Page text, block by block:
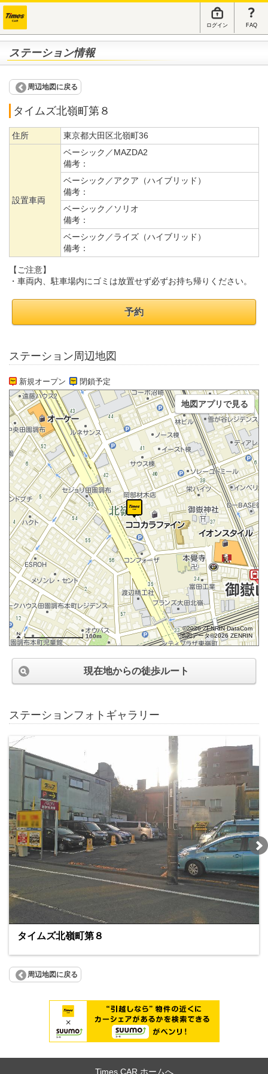
ログイン FAQ
ステーション情報
周辺地図に戻る
タイムズ北嶺町第８
住所 東京都大田区北嶺町36
設置車両
ベーシック／MAZDA2
備考：
ベーシック／アクア（ハイブリッド）
備考：
ベーシック／ソリオ
備考：
ベーシック／ライズ（ハイブリッド）
備考：
【ご注意】
・車両内、駐車場内にゴミは放置せず必ずお持ち帰りください。
予約
ステーション周辺地図
新規オープン 閉鎖予定
100m
©2026 ZENRIN DataCom
地図データ©2026 ZENRIN
地図アプリで見る
現在地からの徒歩ルート
ステーションフォトギャラリー
タイムズ北嶺町第８
周辺地図に戻る
Times CAR ホームへ